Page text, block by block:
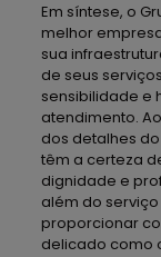
Em síntese, o
melhor
sua
de seus
sensibilidade e
atendimento.
dos detalhes
têm a certeza
dignidade e
além do
proporcionar
delicado como